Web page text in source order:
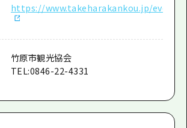
https://www.takeharakankou.jp/event/
竹原市観光協会
TEL:0846-22-4331